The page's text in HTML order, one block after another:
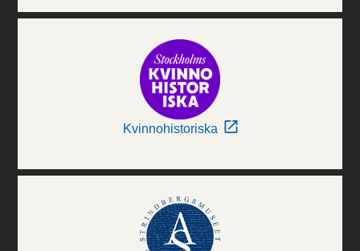
Kvinnohistoriska